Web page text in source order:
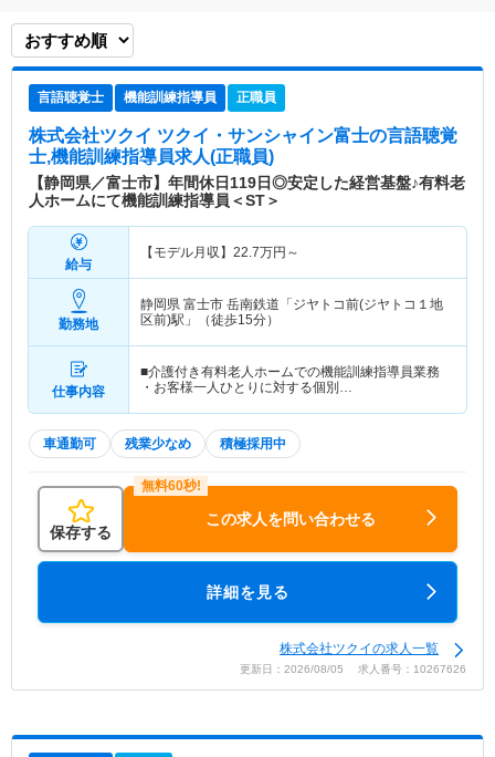
言語聴覚士 機能訓練指導員 正職員
株式会社ツクイ ツクイ・サンシャイン富士の言語聴覚
士,機能訓練指導員求人(正職員)
【静岡県／富士市】年間休日119日◎安定した経営基盤♪有料老
人ホームにて機能訓練指導員＜ST＞
給与
【モデル月収】 22.7万円～
勤務地
静岡県 富士市 岳南鉄道「ジヤトコ前(ジヤトコ１地
区前)駅」（徒歩15分）
仕事内容
■介護付き有料老人ホームでの機能訓練指導員業務
・お客様一人ひとりに対する個別…
車通勤可 残業少なめ 積極採用中
保存する
この求人を問い合わせる
詳細を見る
株式会社ツクイの求人一覧
更新日：2026/08/05 求人番号：10267626